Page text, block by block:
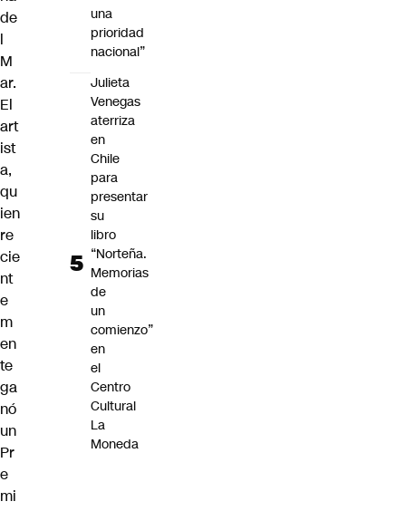
de
l
M
ar.
El
art
ist
a,
qu
ien
re
cie
nt
e
m
en
te
ga
nó
un
Pr
e
mi
una
prioridad
nacional”
Julieta
Venegas
aterriza
en
Chile
para
presentar
su
libro
“Norteña.
Memorias
de
un
comienzo”
en
el
Centro
Cultural
La
Moneda